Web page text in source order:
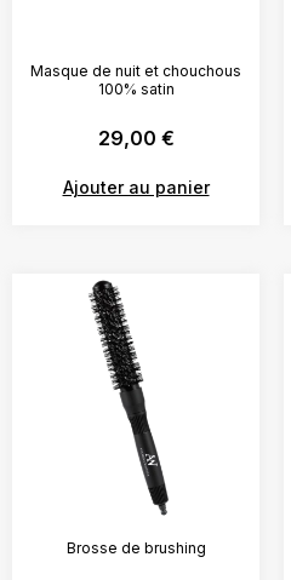
Masque de nuit et chouchous
100% satin
29,00 €
Ajouter au panier
Brosse de brushing